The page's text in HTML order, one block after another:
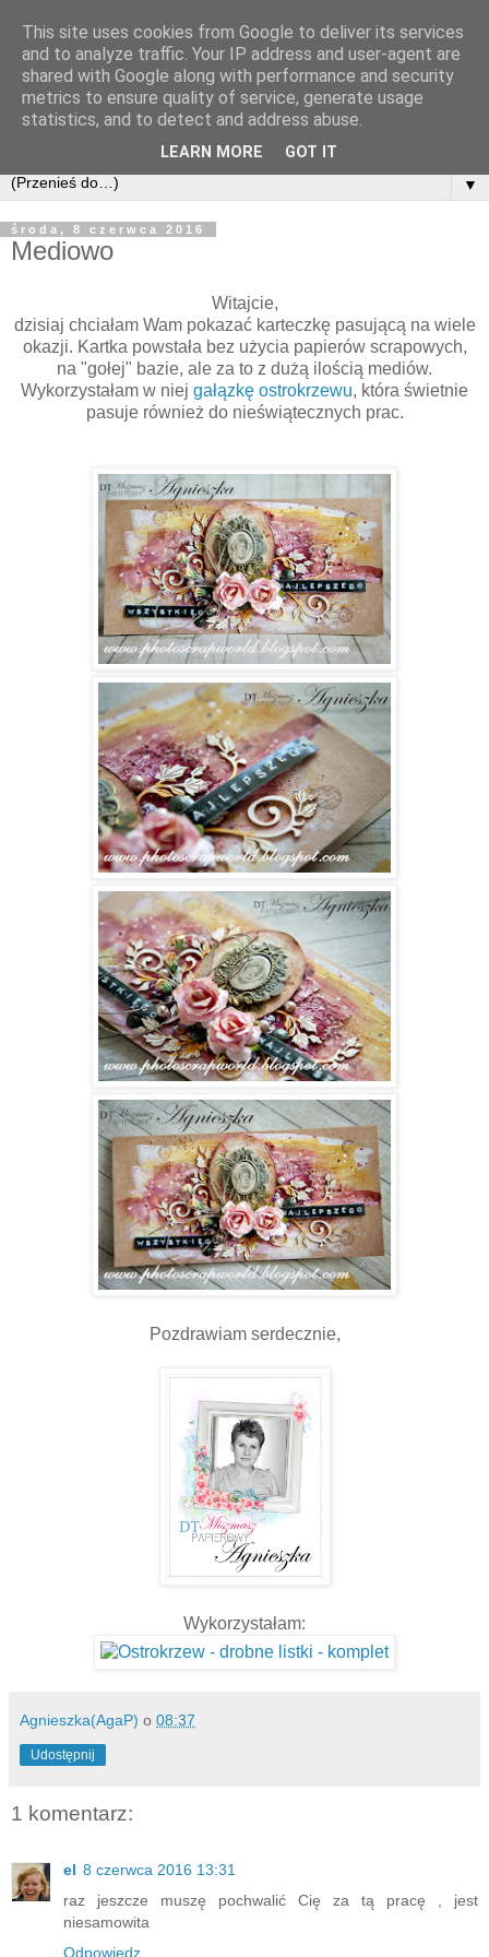
▼
środa, 8 czerwca 2016
Mediowo
Witajcie,
dzisiaj chciałam Wam pokazać karteczkę pasującą na wiele
okazji. Kartka powstała bez użycia papierów scrapowych,
na "gołej" bazie, ale za to z dużą ilością mediów.
Wykorzystałam w niej gałązkę ostrokrzewu, która świetnie
pasuje również do nieświątecznych prac.
Pozdrawiam serdecznie,
Wykorzystałam:
Agnieszka(AgaP) o 08:37
Udostępnij
1 komentarz:
el 8 czerwca 2016 13:31
raz jeszcze muszę pochwalić Cię za tą pracę , jest
niesamowita
Odpowiedz
This site uses cookies from Google to deliver its services
and to analyze traffic. Your IP address and user-agent are
shared with Google along with performance and security
metrics to ensure quality of service, generate usage
statistics, and to detect and address abuse.
LEARN MORE GOT IT